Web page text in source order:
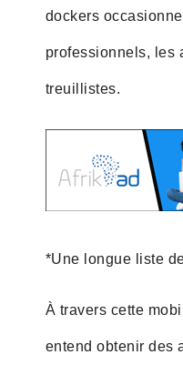
dockers
professionnels, les
treuillistes.
*Une longue liste
À travers cette
entend obtenir des